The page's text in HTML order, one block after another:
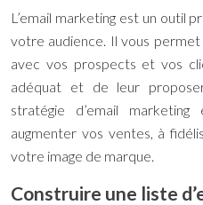
L’email marketing est un outil
votre audience. Il vous
avec vos prospects et vos
adéquat et de leur
stratégie d’email
augmenter vos ventes, à
votre image de marque.
Construire une liste